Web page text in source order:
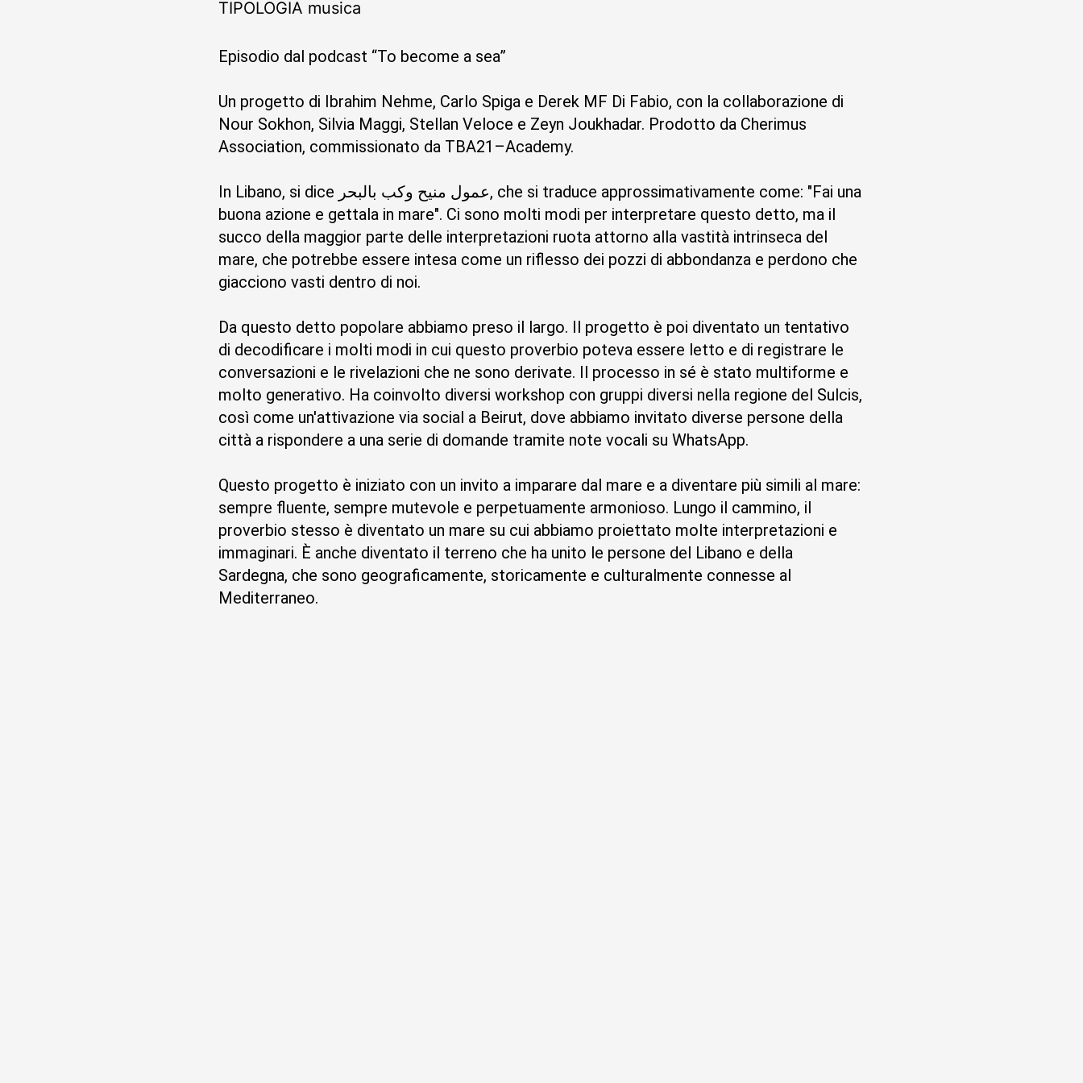
TIPOLOGIA musica
Episodio dal podcast “To become a sea”
Un progetto di Ibrahim Nehme, Carlo Spiga e Derek MF Di Fabio, con la collaborazione di
Nour Sokhon, Silvia Maggi, Stellan Veloce e Zeyn Joukhadar. Prodotto da Cherimus
Association, commissionato da TBA21–Academy.
In Libano, si dice عمول منيح وكب بالبحر, che si traduce approssimativamente come: "Fai una
buona azione e gettala in mare". Ci sono molti modi per interpretare questo detto, ma il
succo della maggior parte delle interpretazioni ruota attorno alla vastità intrinseca del
mare, che potrebbe essere intesa come un riflesso dei pozzi di abbondanza e perdono che
giacciono vasti dentro di noi.
Da questo detto popolare abbiamo preso il largo. Il progetto è poi diventato un tentativo
di decodificare i molti modi in cui questo proverbio poteva essere letto e di registrare le
conversazioni e le rivelazioni che ne sono derivate. Il processo in sé è stato multiforme e
molto generativo. Ha coinvolto diversi workshop con gruppi diversi nella regione del Sulcis,
così come un'attivazione via social a Beirut, dove abbiamo invitato diverse persone della
città a rispondere a una serie di domande tramite note vocali su WhatsApp.
Questo progetto è iniziato con un invito a imparare dal mare e a diventare più simili al mare:
sempre fluente, sempre mutevole e perpetuamente armonioso. Lungo il cammino, il
proverbio stesso è diventato un mare su cui abbiamo proiettato molte interpretazioni e
immaginari. È anche diventato il terreno che ha unito le persone del Libano e della
Sardegna, che sono geograficamente, storicamente e culturalmente connesse al
Mediterraneo.